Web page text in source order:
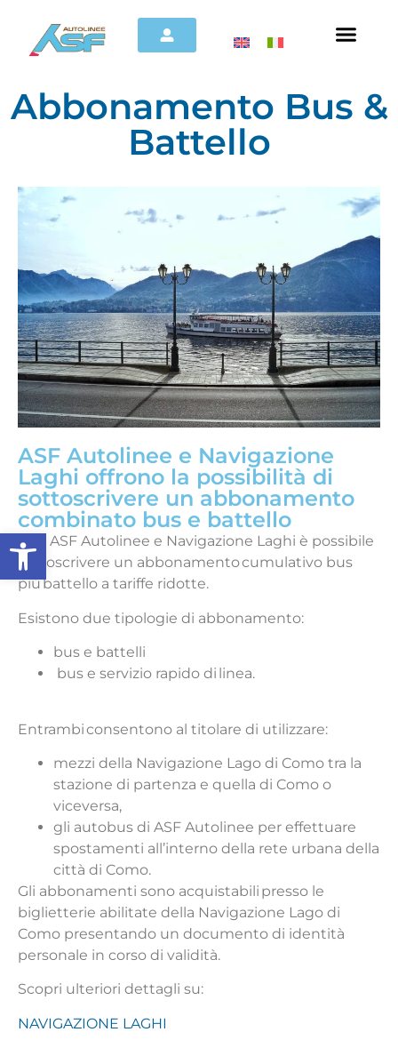
Apri la barra degli strumenti
Abbonamento Bus &
Battello
ASF Autolinee e Navigazione
Laghi offrono la possibilità di
sottoscrivere un abbonamento
combinato bus e battello
Con ASF Autolinee e Navigazione Laghi è possibile
sottoscrivere un abbonamento cumulativo bus
più battello a tariffe ridotte.
Esistono due tipologie di abbonamento:
bus e battelli
bus e servizio rapido di linea.
Entrambi consentono al titolare di utilizzare:
mezzi della Navigazione Lago di Como tra la
stazione di partenza e quella di Como o
viceversa,
gli autobus di ASF Autolinee per effettuare
spostamenti all’interno della rete urbana della
città di Como.
Gli abbonamenti sono acquistabili presso le
biglietterie abilitate della Navigazione Lago di
Como presentando un documento di identità
personale in corso di validità.
Scopri ulteriori dettagli su:
NAVIGAZIONE LAGHI